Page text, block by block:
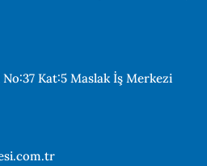
Kat:5 Maslak İş Merkezi